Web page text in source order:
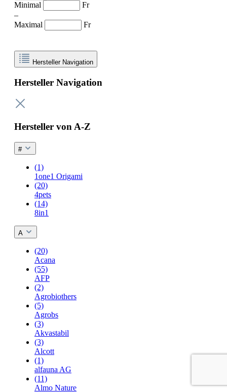
Minimal
Fr
–
Maximal
Fr
Hersteller Navigation
Hersteller Navigation
Hersteller von A-Z
#
(1)
1one1 Origami
(20)
4pets
(14)
8in1
A
(20)
Acana
(55)
AFP
(2)
Agrobiothers
(5)
Agrobs
(3)
Akvastabil
(3)
Alcott
(1)
alfauna AG
(11)
Almo Nature